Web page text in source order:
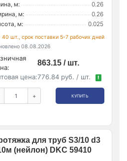
м:
0.26
м:
0.26
м:
0.025
40 шт., срок поставки 5-7 рабочих дней
08.08.2026
863.15 / шт.
цена:776.84 руб. / шт. !
+ КУПИТЬ
для труб S3/10 d3
(нейлон) DKC 59410